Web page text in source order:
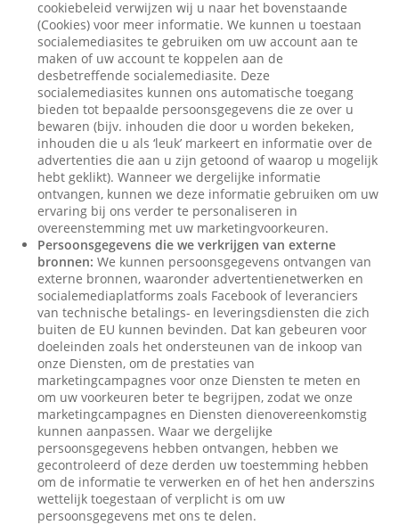
cookiebeleid verwijzen wij u naar het bovenstaande
(Cookies) voor meer informatie. We kunnen u toestaan
socialemediasites te gebruiken om uw account aan te
maken of uw account te koppelen aan de
desbetreffende socialemediasite. Deze
socialemediasites kunnen ons automatische toegang
bieden tot bepaalde persoonsgegevens die ze over u
bewaren (bijv. inhouden die door u worden bekeken,
inhouden die u als ‘leuk’ markeert en informatie over de
advertenties die aan u zijn getoond of waarop u mogelijk
hebt geklikt). Wanneer we dergelijke informatie
ontvangen, kunnen we deze informatie gebruiken om uw
ervaring bij ons verder te personaliseren in
overeenstemming met uw marketingvoorkeuren.
Persoonsgegevens die we verkrijgen van externe
bronnen: We kunnen persoonsgegevens ontvangen van
externe bronnen, waaronder advertentienetwerken en
socialemediaplatforms zoals Facebook of leveranciers
van technische betalings- en leveringsdiensten die zich
buiten de EU kunnen bevinden. Dat kan gebeuren voor
doeleinden zoals het ondersteunen van de inkoop van
onze Diensten, om de prestaties van
marketingcampagnes voor onze Diensten te meten en
om uw voorkeuren beter te begrijpen, zodat we onze
marketingcampagnes en Diensten dienovereenkomstig
kunnen aanpassen. Waar we dergelijke
persoonsgegevens hebben ontvangen, hebben we
gecontroleerd of deze derden uw toestemming hebben
om de informatie te verwerken en of het hen anderszins
wettelijk toegestaan of verplicht is om uw
persoonsgegevens met ons te delen.